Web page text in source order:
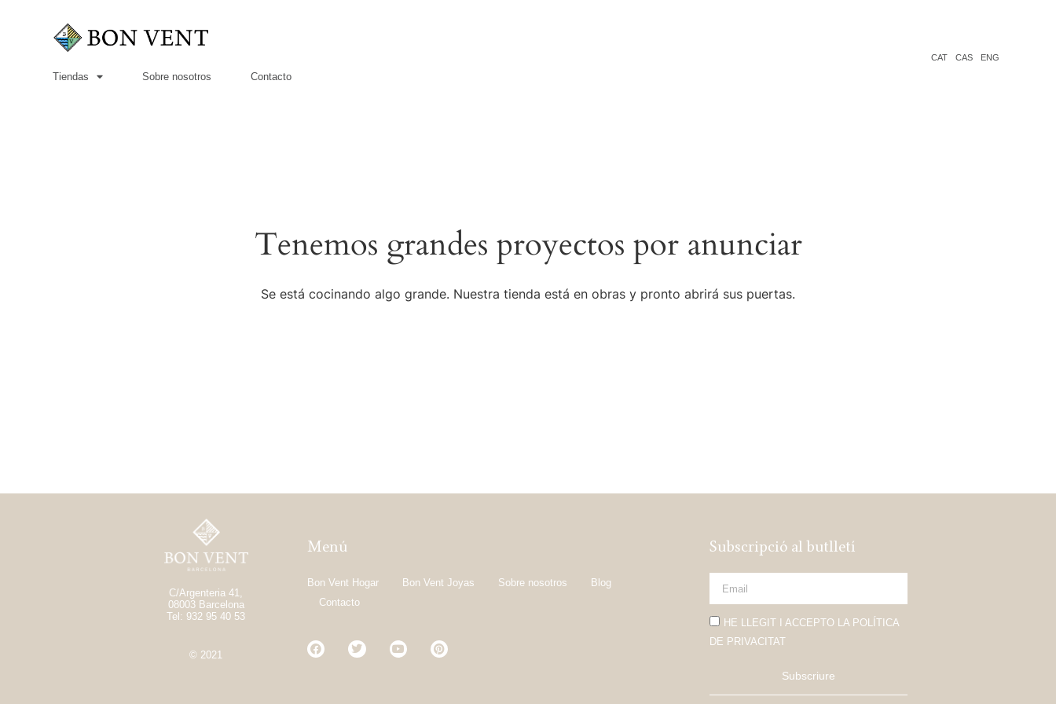
Tiendas Sobre nosotros Contacto
CAT CAS ENG
Tenemos grandes proyectos por anunciar
Se está cocinando algo grande. Nuestra tienda está en obras y pronto abrirá sus puertas.
C/Argenteria 41,
08003 Barcelona
Tel: 932 95 40 53
© 2021
Menú
Bon Vent Hogar Bon Vent Joyas Sobre nosotros
Blog
Contacto
Subscripció al butlletí
HE LLEGIT I ACCEPTO LA POLÍTICA
DE PRIVACITAT
Subscriure